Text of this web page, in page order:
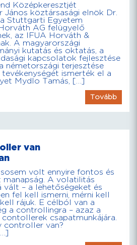
Középkeresztjét
János köztársasági elnök Dr.
Stuttgarti Egyetem
AG felügyelő
az IFUA Horváth &
A magyarországi
kutatás és oktatás, a
kapcsolatok fejlesztése
németországi terjesztése
ismerték el a
Mydlo Tamás, […]
Tovább
van
volt ennyire fontos és
manapság. A volatilitás
vált – a lehetőségeket és
fel kell ismerni, mérni kell
rájuk. E célból van a
a controllingra – azaz a
contollerek csapatmunkájára.
controller van?